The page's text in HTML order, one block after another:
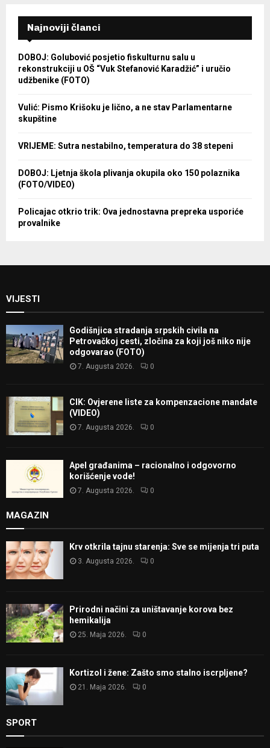
Najnoviji članci
DOBOJ: Golubović posjetio fiskulturnu salu u
rekonstrukciji u OŠ “Vuk Stefanović Karadžić” i uručio
udžbenike (FOTO)
Vulić: Pismo Krišoku je lično, a ne stav Parlamentarne
skupštine
VRIJEME: Sutra nestabilno, temperatura do 38 stepeni
DOBOJ: Ljetnja škola plivanja okupila oko 150 polaznika
(FOTO/VIDEO)
Policajac otkrio trik: Ova jednostavna prepreka usporiće
provalnike
VIJESTI
Godišnjica stradanja srpskih civila na
Petrovačkoj cesti, zločina za koji još niko nije
odgovarao (FOTO)
7. Augusta 2026. 0
CIK: Ovjerene liste za kompenzacione mandate
(VIDEO)
7. Augusta 2026. 0
Apel građanima – racionalno i odgovorno
korišćenje vode!
7. Augusta 2026. 0
MAGAZIN
Krv otkrila tajnu starenja: Sve se mijenja tri puta
3. Augusta 2026. 0
Prirodni načini za uništavanje korova bez
hemikalija
25. Maja 2026. 0
Kortizol i žene: Zašto smo stalno iscrpljene?
21. Maja 2026. 0
SPORT